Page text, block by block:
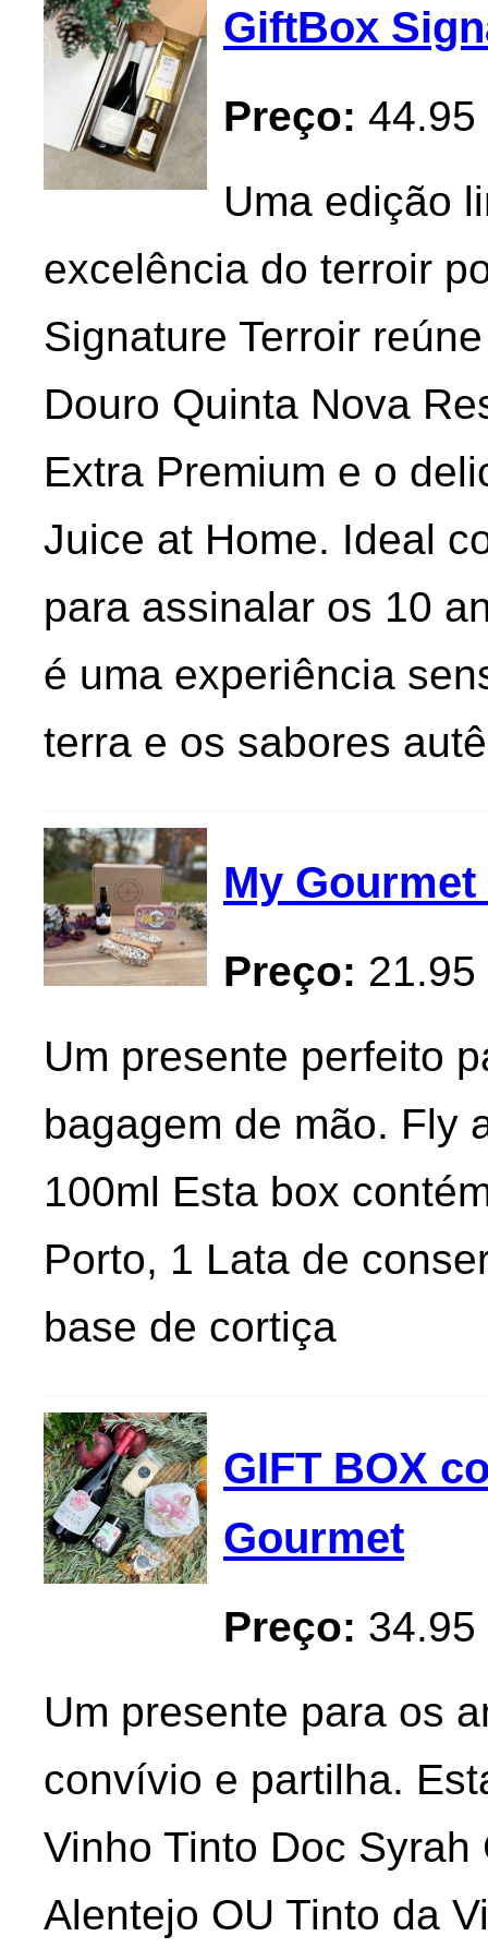
GiftBox
Preço: 44.95
Uma edição
excelência do terroir
Signature Terroir
Douro Quinta Nova
Extra Premium e o
Juice at Home. Ideal
para assinalar os 10
é uma experiência
terra e os sabores
My
Preço: 21.95
Um presente perfeito
bagagem de mão. Fly
100ml Esta box
Porto, 1 Lata de
base de cortiça
GIFT BOX
Gourmet
Preço: 34.95
Um presente para os
convívio e partilha.
Vinho Tinto Doc
Alentejo OU Tinto da